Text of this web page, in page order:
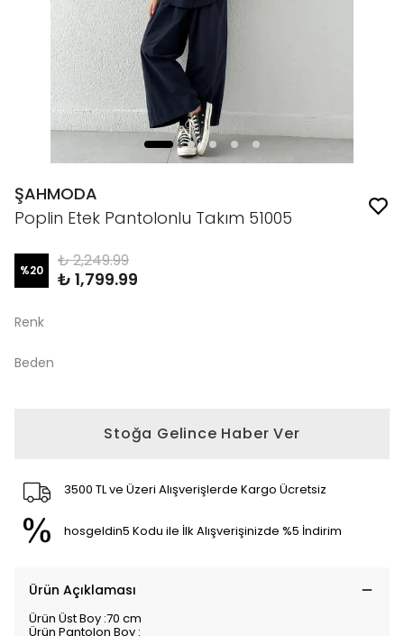
ŞAHMODA
Poplin Etek Pantolonlu Takım 51005
%20 ₺ 2,249.99
₺ 1,799.99
Renk
Beden
Stoğa Gelince Haber Ver
3500 TL ve Üzeri Alışverişlerde Kargo Ücretsiz
hosgeldin5 Kodu ile İlk Alışverişinizde %5 İndirim
Ürün Açıklaması
Ürün Üst Boy :70 cm
Ürün Pantolon Boy :